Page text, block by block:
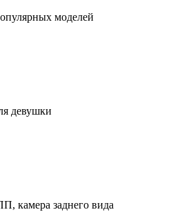
моделей
девушки
камера заднего вида